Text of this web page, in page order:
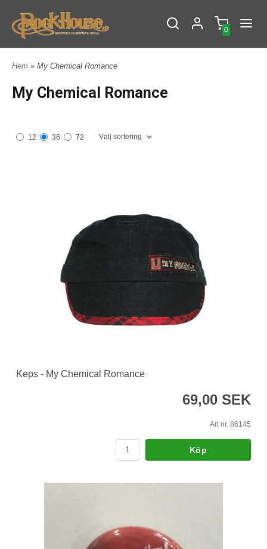
0
Hem » My Chemical Romance
My Chemical Romance
12 36 72 Välj sortering
Keps - My Chemical Romance
69,00 SEK
Art nr. 86145
Köp